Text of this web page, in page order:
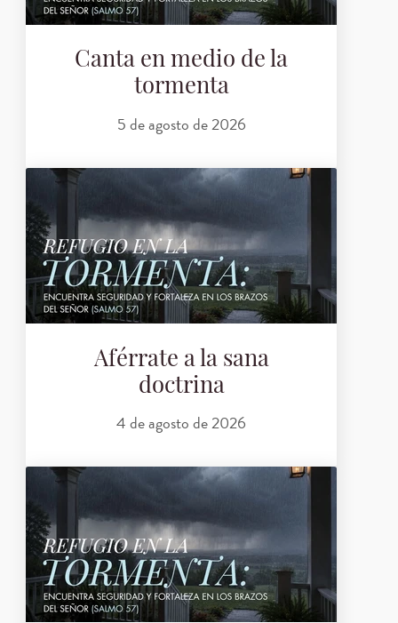
Canta en medio de la
tormenta
5 de agosto de 2026
Aférrate a la sana
doctrina
4 de agosto de 2026